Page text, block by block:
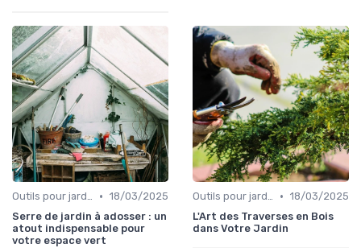
Outils pour jardinage urbain • 18/03/2025
Serre de jardin à adosser : un
atout indispensable pour
votre espace vert
Outils pour jardinage urbain • 18/03/2025
L'Art des Traverses en Bois
dans Votre Jardin